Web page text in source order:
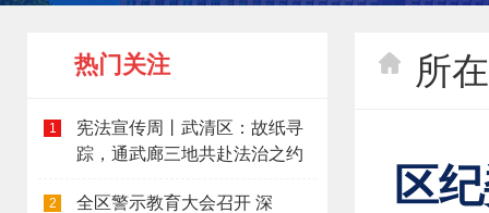
热门关注
1
宪法宣传周丨武清区：故纸寻
踪，通武廊三地共赴法治之约
2
全区警示教育大会召开 深
所
区